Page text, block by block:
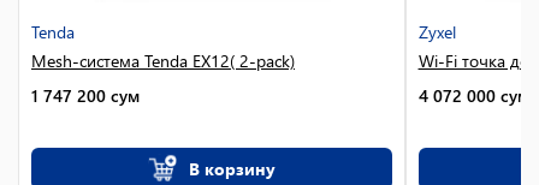
Tenda
Mesh-система Tenda EX12( 2-pack)
1 747 200 сум
В корзину
Zyxel
Wi-Fi точка
4 072 000 сум